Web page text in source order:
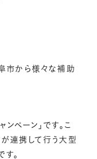
市から様々な補助
ペーン」です。こ
連携して行う大型
。